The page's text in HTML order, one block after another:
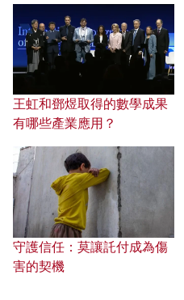
王虹和鄧煜取得的數學成果
有哪些產業應用？
守護信任：莫讓託付成為傷
害的契機